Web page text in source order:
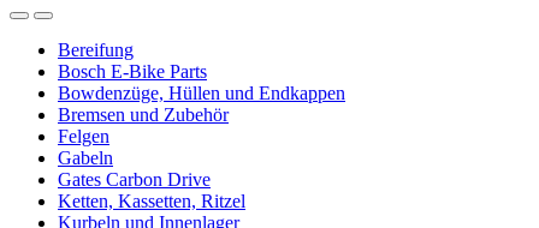
Bereifung
Bosch E-Bike Parts
Bowdenzüge, Hüllen und Endkappen
Bremsen und Zubehör
Felgen
Gabeln
Gates Carbon Drive
Ketten, Kassetten, Ritzel
Kurbeln und Innenlager